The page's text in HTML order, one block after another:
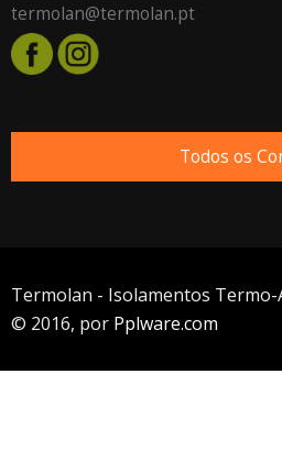
termolan@termolan.pt
Todos os
Termolan - Isolamentos Termo-
© 2016, por Pplware.com